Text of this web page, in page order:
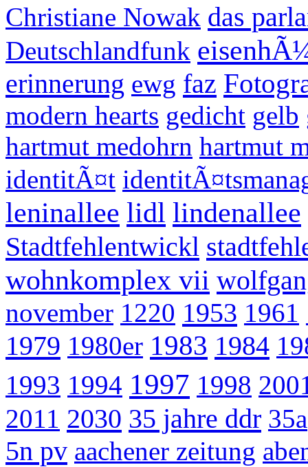
Christiane Nowak das
Deutschlandfunk
erinnerung ewg faz
modern hearts gedicht gelb
hartmut medohrn hartmut
identitÃ¤t
leninallee lidl lindenallee
Stadtfehlentwickl
wohnkomplex vii
november 1220 1953 1961
1979 1980er 1983 1984
1993 1994 1997 1998
2011 2030 35 jahre ddr 35a
5n pv aachener zeitung